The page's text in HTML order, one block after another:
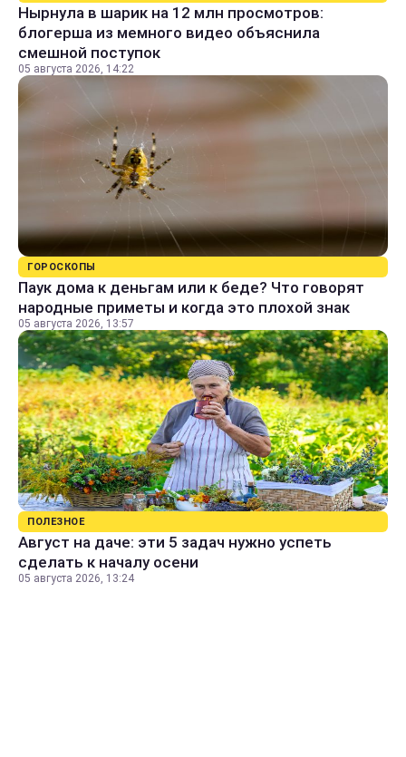
Нырнула в шарик на 12 млн просмотров:
блогерша из мемного видео объяснила
смешной поступок
05 августа 2026, 14:22
ГОРОСКОПЫ
Паук дома к деньгам или к беде? Что говорят
народные приметы и когда это плохой знак
05 августа 2026, 13:57
ПОЛЕЗНОЕ
Август на даче: эти 5 задач нужно успеть
сделать к началу осени
05 августа 2026, 13:24